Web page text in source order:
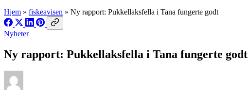
Hjem » fiskeavisen » Ny rapport: Pukkellaksfella i Tana fungerte godt
Nyheter
Ny rapport: Pukkellaksfella i Tana fungerte godt